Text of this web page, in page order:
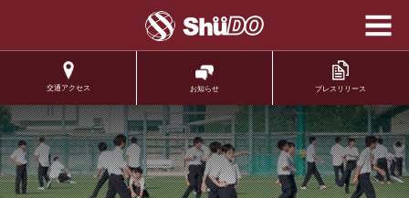
学校法人修道学園 修
交通アクセス お知らせ プレスリリース
.